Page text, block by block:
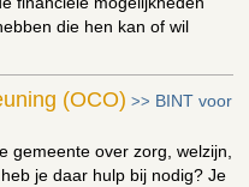
die hen kan of wil
(OCO) >> BINT voor
gemeente over zorg, welzijn,
je daar hulp bij nodig? Je